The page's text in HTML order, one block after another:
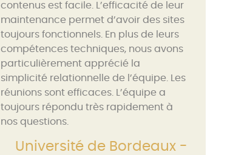
contenus est facile. L’efficacité de leur
maintenance permet d’avoir des sites
toujours fonctionnels. En plus de leurs
compétences techniques, nous avons
particulièrement apprécié la
simplicité relationnelle de l’équipe. Les
réunions sont efficaces. L’équipe a
toujours répondu très rapidement à
nos questions.
Université de Bordeaux -